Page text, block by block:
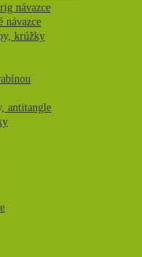
návazce
návazce
krúžky
antitangle